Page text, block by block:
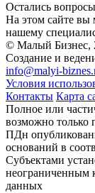
Остались
На этом сайте вы
нашему
© Малый Бизнес,
Создание и
info@malyi-
Условия
Контакты Карта
Полное или
возможно только
ПДн
оснований в
Субъектами
неограниченным
данных